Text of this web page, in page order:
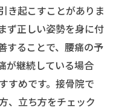
き起こすことがありま
ず正しい姿勢を身に付
することで、腰痛の予
が継続している場合
すめです。接骨院で
、立ち方をチェック